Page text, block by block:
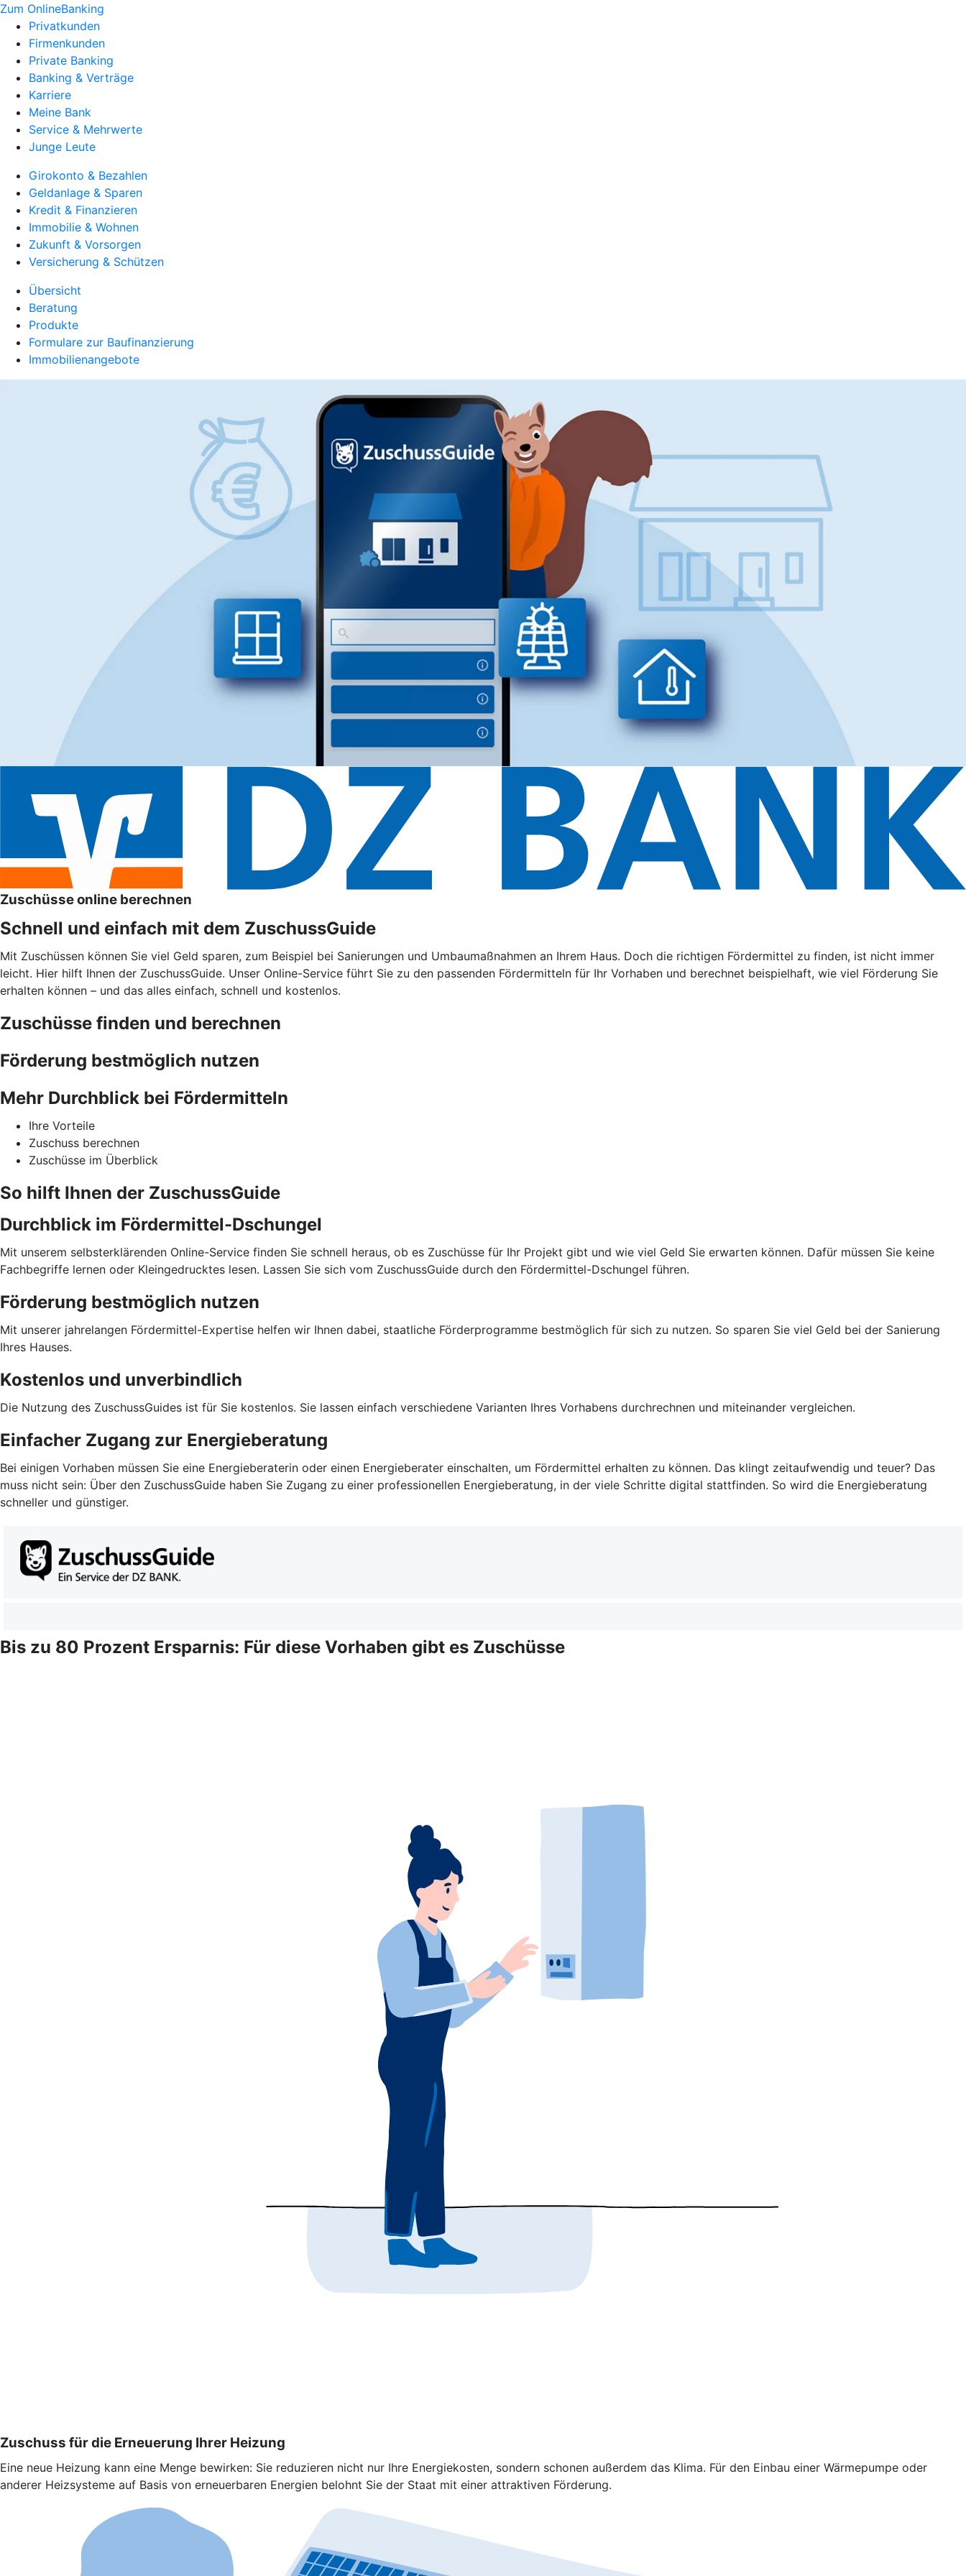
Zum OnlineBanking
Privatkunden
Firmenkunden
Private Banking
Banking & Verträge
Karriere
Meine Bank
Service & Mehrwerte
Junge Leute
Girokonto & Bezahlen
Geldanlage & Sparen
Kredit & Finanzieren
Immobilie & Wohnen
Zukunft & Vorsorgen
Versicherung & Schützen
Übersicht
Beratung
Produkte
Formulare zur Baufinanzierung
Immobilienangebote
Zuschüsse online berechnen
Schnell und einfach mit dem ZuschussGuide
Mit Zuschüssen können Sie viel Geld sparen, zum Beispiel bei Sanierungen und Umbaumaßnahmen an Ihrem Haus. Doch die richtigen Fördermittel zu finden, ist nicht immer
leicht. Hier hilft Ihnen der ZuschussGuide. Unser Online-Service führt Sie zu den passenden Fördermitteln für Ihr Vorhaben und berechnet beispielhaft, wie viel Förderung Sie
erhalten können – und das alles einfach, schnell und kostenlos.
Zuschüsse finden und berechnen
Förderung bestmöglich nutzen
Mehr Durchblick bei Fördermitteln
Ihre Vorteile
Zuschuss berechnen
Zuschüsse im Überblick
So hilft Ihnen der ZuschussGuide
Durchblick im Fördermittel-Dschungel
Mit unserem selbsterklärenden Online-Service finden Sie schnell heraus, ob es Zuschüsse für Ihr Projekt gibt und wie viel Geld Sie erwarten können. Dafür müssen Sie keine
Fachbegriffe lernen oder Kleingedrucktes lesen. Lassen Sie sich vom ZuschussGuide durch den Fördermittel-Dschungel führen.
Förderung bestmöglich nutzen
Mit unserer jahrelangen Fördermittel-Expertise helfen wir Ihnen dabei, staatliche Förderprogramme bestmöglich für sich zu nutzen. So sparen Sie viel Geld bei der Sanierung
Ihres Hauses.
Kostenlos und unverbindlich
Die Nutzung des ZuschussGuides ist für Sie kostenlos. Sie lassen einfach verschiedene Varianten Ihres Vorhabens durchrechnen und miteinander vergleichen.
Einfacher Zugang zur Energieberatung
Bei einigen Vorhaben müssen Sie eine Energieberaterin oder einen Energieberater einschalten, um Fördermittel erhalten zu können. Das klingt zeitaufwendig und teuer? Das
muss nicht sein: Über den ZuschussGuide haben Sie Zugang zu einer professionellen Energieberatung, in der viele Schritte digital stattfinden. So wird die Energieberatung
schneller und günstiger.
Bis zu 80 Prozent Ersparnis: Für diese Vorhaben gibt es Zuschüsse
Zuschuss für die Erneuerung Ihrer Heizung
Eine neue Heizung kann eine Menge bewirken: Sie reduzieren nicht nur Ihre Energiekosten, sondern schonen außerdem das Klima. Für den Einbau einer Wärmepumpe oder
anderer Heizsysteme auf Basis von erneuerbaren Energien belohnt Sie der Staat mit einer attraktiven Förderung.